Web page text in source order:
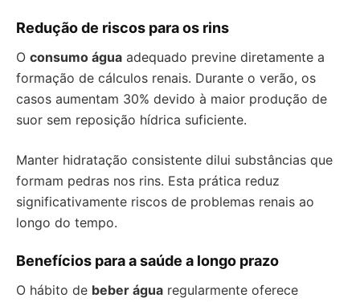
Redução de riscos para os rins
O consumo água adequado previne diretamente a
formação de cálculos renais. Durante o verão, os
casos aumentam 30% devido à maior produção de
suor sem reposição hídrica suficiente.
Manter hidratação consistente dilui substâncias que
formam pedras nos rins. Esta prática reduz
significativamente riscos de problemas renais ao
longo do tempo.
Benefícios para a saúde a longo prazo
O hábito de beber água regularmente oferece